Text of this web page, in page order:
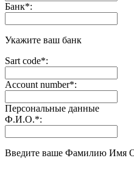
Банк*:
Укажите ваш банк
Sart code*:
Account number*:
Персональные данные
Ф.И.О.*:
Введите ваше Фамилию Имя